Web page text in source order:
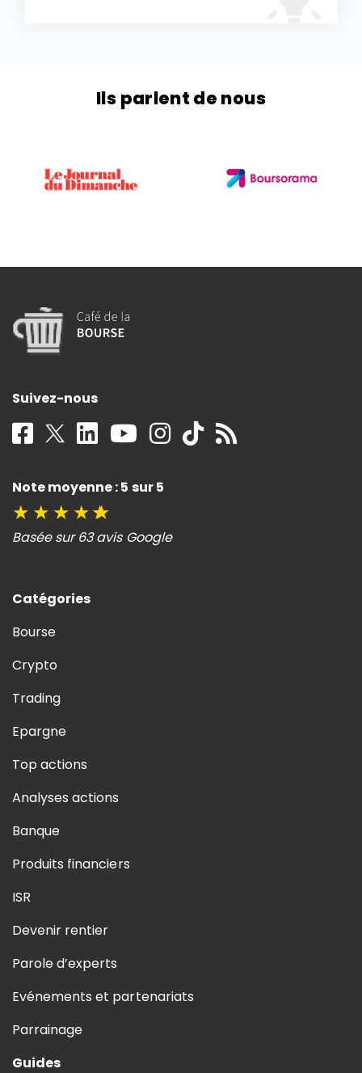
Ils parlent de nous
Suivez-nous
Note moyenne : 5 sur 5
★ ★ ★ ★★
Basée sur 63 avis Google
Catégories
Bourse
Crypto
Trading
Epargne
Top actions
Analyses actions
Banque
Produits financiers
ISR
Devenir rentier
Parole d’experts
Evénements et partenariats
Parrainage
Guides